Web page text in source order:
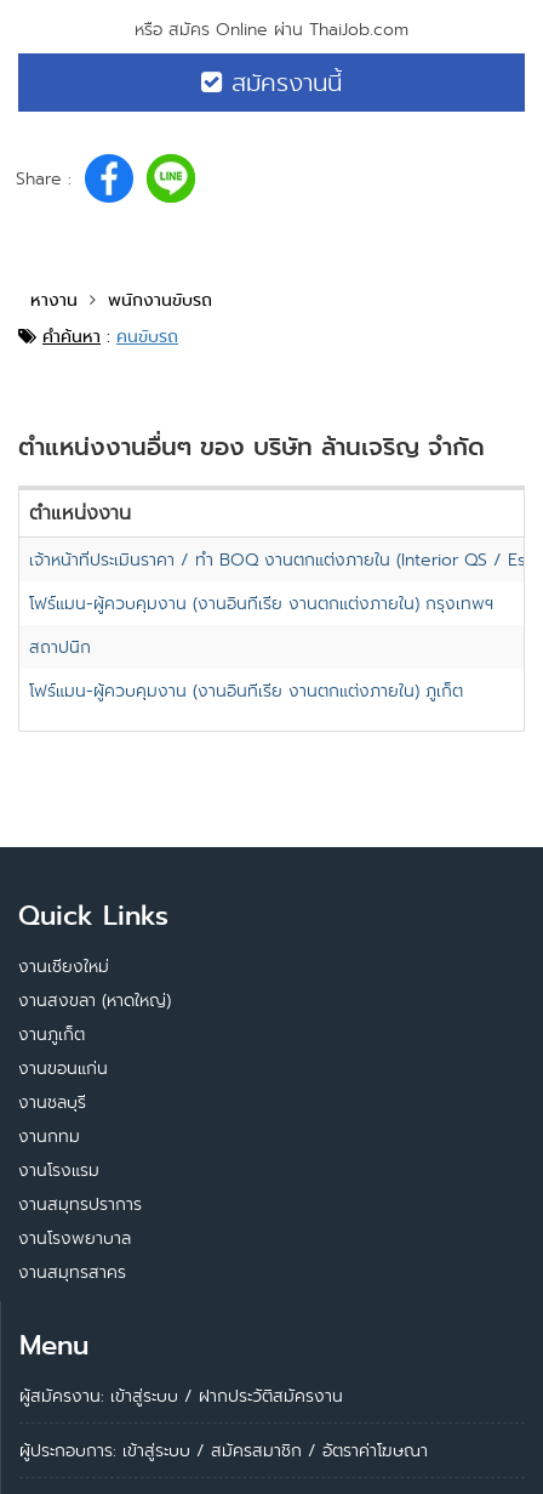
หรือ สมัคร Online ผ่าน ThaiJob.com
สมัครงานนี้
Share :
หางาน
พนักงานขับรถ
คำค้นหา : คนขับรถ
ตำแหน่งงานอื่นๆ ของ บริษัท ล้านเจริญ จำกัด
ตำแหน่งงาน
เจ้าหน้าที่ประเมินราคา / ทำ BOQ งานตกแต่งภายใน (Interior QS /
โฟร์แมน-ผู้ควบคุมงาน (งานอินทีเรีย งานตกแต่งภายใน) กรุงเทพฯ
สถาปนิก
โฟร์แมน-ผู้ควบคุมงาน (งานอินทีเรีย งานตกแต่งภายใน) ภูเก็ต
Quick Links
งานเชียงใหม่
งานสงขลา (หาดใหญ่)
งานภูเก็ต
งานขอนแก่น
งานชลบุรี
งานกทม
งานโรงแรม
งานสมุทรปราการ
งานโรงพยาบาล
งานสมุทรสาคร
Menu
ผู้สมัครงาน: เข้าสู่ระบบ / ฝากประวัติสมัครงาน
ผู้ประกอบการ: เข้าสู่ระบบ / สมัครสมาชิก / อัตราค่าโฆษณา